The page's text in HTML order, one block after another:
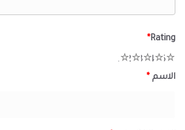
Rating
*
5
4
3
2
الاسم *